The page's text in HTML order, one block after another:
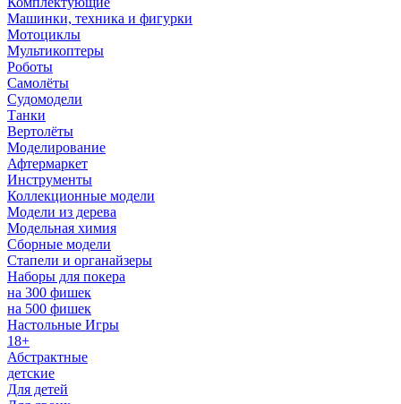
Машинки, техника и фигурки
Мотоциклы
Мультикоптеры
Роботы
Самолёты
Судомодели
Танки
Вертолёты
Моделирование
Афтермаркет
Инструменты
Коллекционные модели
Модели из дерева
Модельная химия
Сборные модели
Стапели и органайзеры
Наборы для покера
на 300 фишек
на 500 фишек
Настольные Игры
18+
Абстрактные
детские
Для детей